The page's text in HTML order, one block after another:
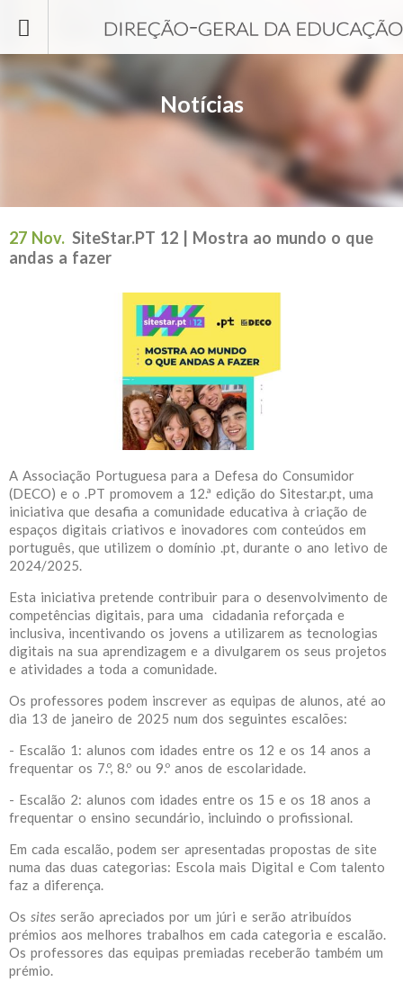
Notícias
27 Nov. SiteStar.PT 12 | Mostra ao mundo o que
andas a fazer
A Associação Portuguesa para a Defesa do Consumidor
(DECO) e o .PT promovem a 12.ª edição do Sitestar.pt, uma
iniciativa que desafia a comunidade educativa à criação de
espaços digitais criativos e inovadores com conteúdos em
português, que utilizem o domínio .pt, durante o ano letivo de
2024/2025.
Esta iniciativa pretende contribuir para o desenvolvimento de
competências digitais, para uma cidadania reforçada e
inclusiva, incentivando os jovens a utilizarem as tecnologias
digitais na sua aprendizagem e a divulgarem os seus projetos
e atividades a toda a comunidade.
Os professores podem inscrever as equipas de alunos, até ao
dia 13 de janeiro de 2025 num dos seguintes escalões:
- Escalão 1: alunos com idades entre os 12 e os 14 anos a
frequentar os 7.º, 8.º ou 9.º anos de escolaridade.
- Escalão 2: alunos com idades entre os 15 e os 18 anos a
frequentar o ensino secundário, incluindo o profissional.
Em cada escalão, podem ser apresentadas propostas de site
numa das duas categorias: Escola mais Digital e Com talento
faz a diferença.
Os sites serão apreciados por um júri e serão atribuídos
prémios aos melhores trabalhos em cada categoria e escalão.
Os professores das equipas premiadas receberão também um
prémio.